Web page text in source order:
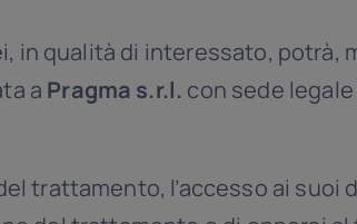
in qualità di interessato, potrà,
a Pragma s.r.l. con sede
trattamento, l’accesso ai suoi